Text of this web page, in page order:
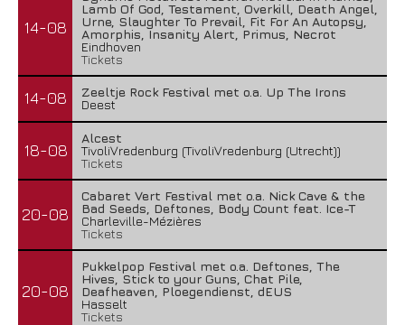
14-08
Lamb Of God, Testament, Overkill, Death Angel,
Urne, Slaughter To Prevail, Fit For An Autopsy,
Amorphis, Insanity Alert, Primus, Necrot
Eindhoven
Tickets
14-08
Zeeltje Rock Festival met o.a. Up The Irons
Deest
18-08
Alcest
TivoliVredenburg (TivoliVredenburg (Utrecht))
Tickets
20-08
Cabaret Vert Festival met o.a. Nick Cave & the
Bad Seeds, Deftones, Body Count feat. Ice-T
Charleville-Mézières
Tickets
20-08
Pukkelpop Festival met o.a. Deftones, The
Hives, Stick to your Guns, Chat Pile,
Deafheaven, Ploegendienst, dEUS
Hasselt
Tickets